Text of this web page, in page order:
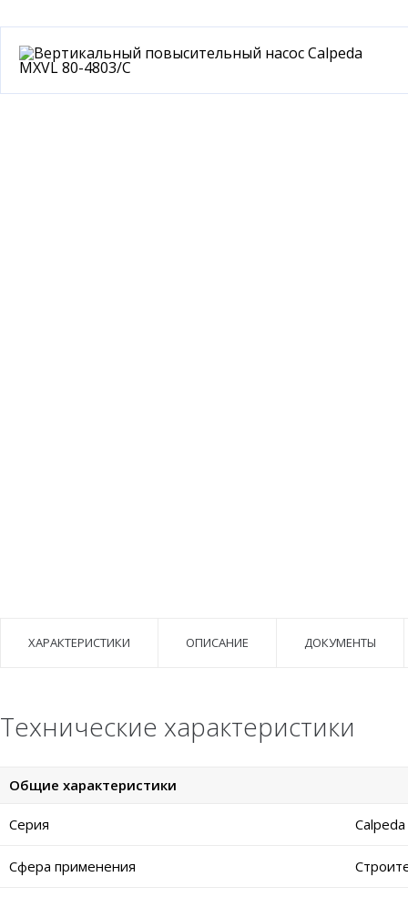
ХАРАКТЕРИСТИКИ ОПИСАНИЕ ДОКУМЕНТЫ
Технические характеристики
Общие характеристики
Серия
Сфера применения